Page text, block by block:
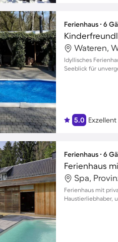
Ferienhaus ∙ 6
Wateren,
Idyllisches
Seeblick für
5.0 Exzellent
Ferienhaus ∙ 6
Spa,
Ferienhaus mit
Haustierliebhaber,